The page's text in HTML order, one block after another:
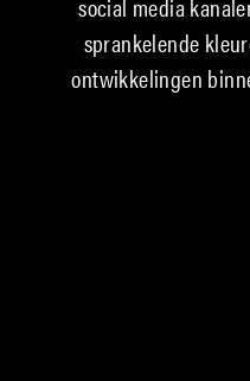
sprankelende
ontwikkelingen